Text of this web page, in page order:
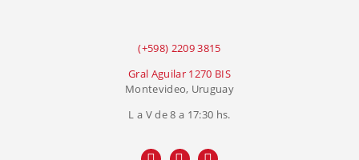
(+598) 2209 3815
Gral Aguilar 1270 BIS
Montevideo, Uruguay
L a V de 8 a 17:30 hs.